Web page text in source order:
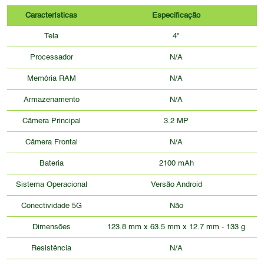
Características Especificação
Tela 4"
Processador N/A
Memória RAM N/A
Armazenamento N/A
Câmera Principal 3.2 MP
Câmera Frontal N/A
Bateria 2100 mAh
Sistema Operacional Versão Android
Conectividade 5G Não
Dimensões 123.8 mm x 63.5 mm x 12.7 mm - 133 g
Resistência N/A